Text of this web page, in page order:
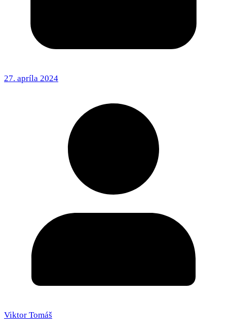
27. apríla 2024
Viktor Tomáš